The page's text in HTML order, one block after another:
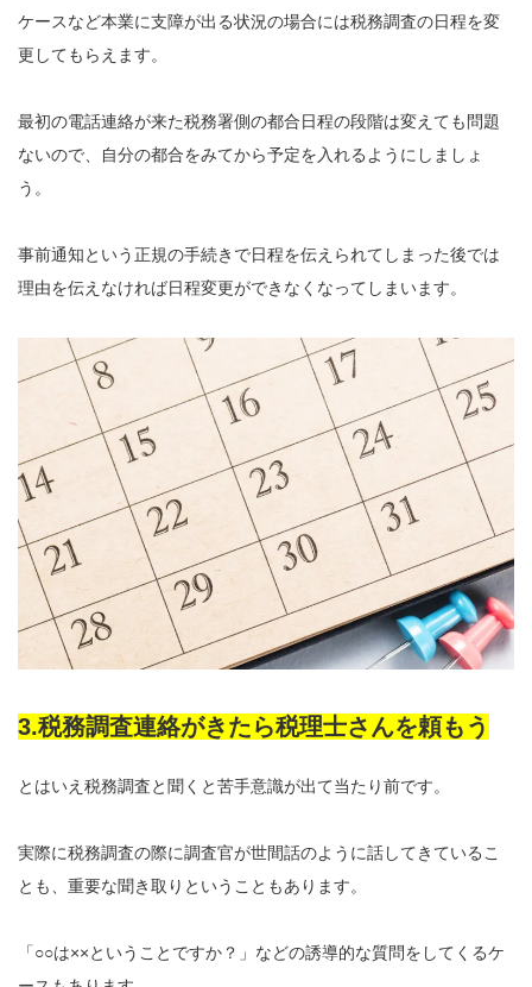
ケースなど本業に支障が出る状況の場合には税務調査の日程を変
更してもらえます。
最初の電話連絡が来た税務署側の都合日程の段階は変えても問題
ないので、自分の都合をみてから予定を入れるようにしましょ
う。
事前通知という正規の手続きで日程を伝えられてしまった後では
理由を伝えなければ日程変更ができなくなってしまいます。
3.税務調査連絡がきたら税理士さんを頼もう
とはいえ税務調査と聞くと苦手意識が出て当たり前です。
実際に税務調査の際に調査官が世間話のように話してきているこ
とも、重要な聞き取りということもあります。
「○○は××ということですか？」などの誘導的な質問をしてくるケ